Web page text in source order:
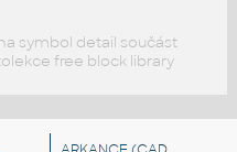
symbol detail součást
free block library